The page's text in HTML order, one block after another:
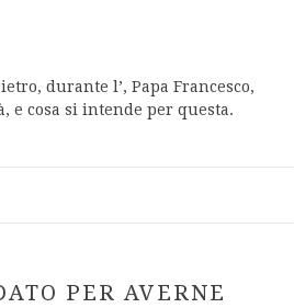
durante l’, Papa Francesco,
e cosa si intende per questa.
PER AVERNE